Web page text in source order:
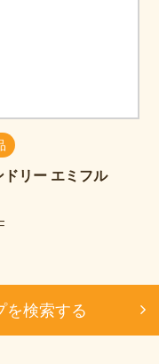
リー エミフル
を検索する